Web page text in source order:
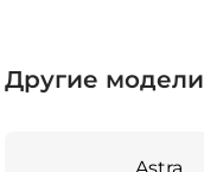
Другие модели